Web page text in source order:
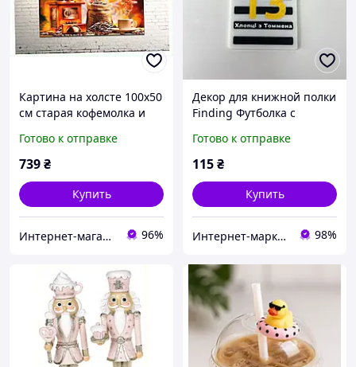
Картина на холсте 100х50
см старая кофемолка и
Готово к отправке
739₴
Купить
Интернет-магазин TVOЁ 96%
Декор для книжной полки
Finding Футболка с
фанатов Джонни
Кофейни Черный белый 9
Готово к отправке
115₴
Купить
Интернет-маркет "Прикраса" 98%